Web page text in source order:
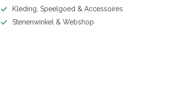
Kleding, Speelgoed & Accessoires
Stenenwinkel & Webshop